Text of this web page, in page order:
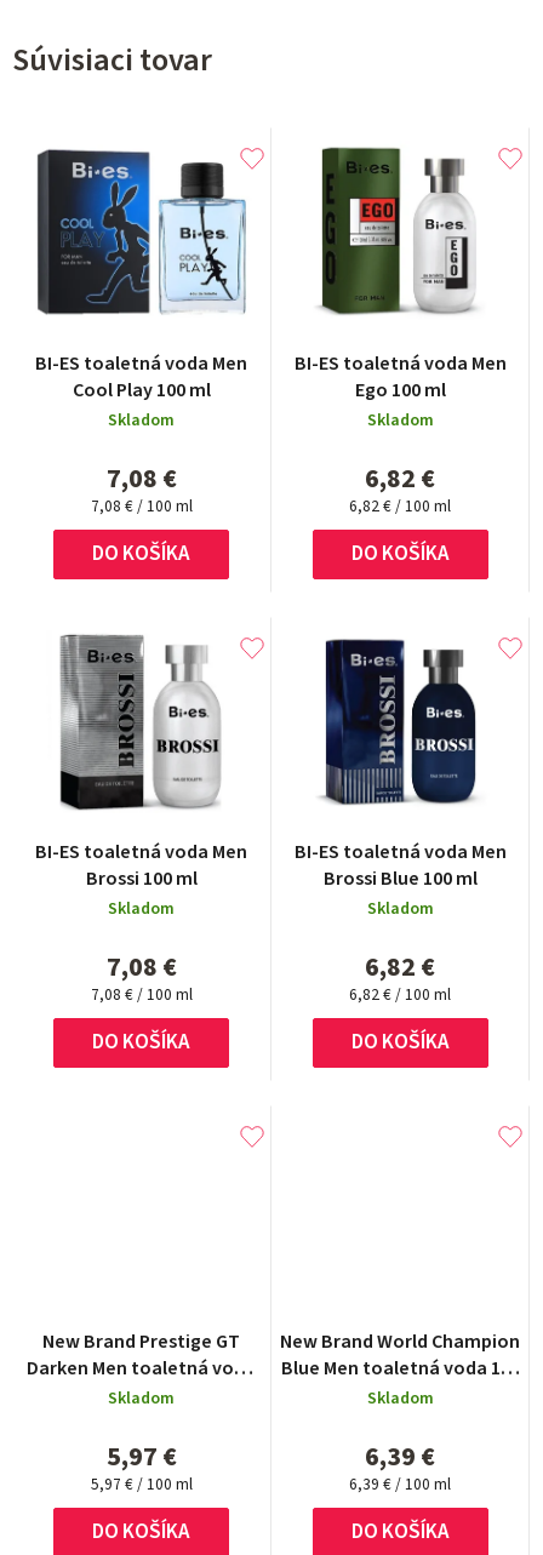
Súvisiaci tovar
BI-ES toaletná voda Men
Cool Play 100 ml
Skladom
7,08 €
Jednotková
cena:
7,08 € / 100 ml
DO KOŠÍKA
BI-ES toaletná voda Men
Ego 100 ml
Skladom
6,82 €
Jednotková
cena:
6,82 € / 100 ml
DO KOŠÍKA
BI-ES toaletná voda Men
Brossi 100 ml
Skladom
7,08 €
Jednotková
cena:
7,08 € / 100 ml
DO KOŠÍKA
BI-ES toaletná voda Men
Brossi Blue 100 ml
Skladom
6,82 €
Jednotková
cena:
6,82 € / 100 ml
DO KOŠÍKA
New Brand Prestige GT
Darken Men toaletná voda
100 ml
Skladom
5,97 €
Jednotková
cena:
5,97 € / 100 ml
DO KOŠÍKA
New Brand World Champion
Blue Men toaletná voda 100
ml
Skladom
6,39 €
Jednotková
cena:
6,39 € / 100 ml
DO KOŠÍKA